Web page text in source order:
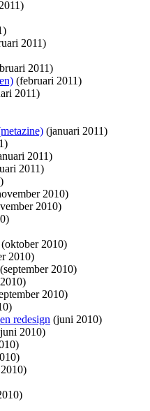
2011)
2011)
(februari 2011)
2011)
(januari 2011)
2011)
2011)
2010)
2010)
(oktober 2010)
2010)
(september 2010)
2010)
redesign (juni 2010)
2010)